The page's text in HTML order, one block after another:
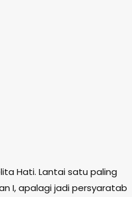
Hati. Lantai satu paling
I, apalagi jadi persyaratab